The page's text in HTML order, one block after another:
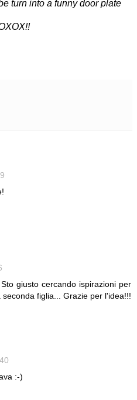
turn into a funny door plate
giusto cercando ispirazioni per
figlia... Grazie per l'idea!!!
:-)